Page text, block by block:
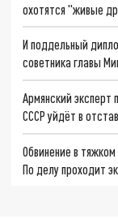
охотятся "живые
И поддельный
советника главы
Армянский эксперт
СССР уйдёт в
Обвинение в
По делу проходит